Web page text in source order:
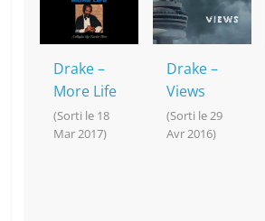
Drake –
More Life
(Sorti le 18
Mar 2017)
Drake –
Views
(Sorti le 29
Avr 2016)